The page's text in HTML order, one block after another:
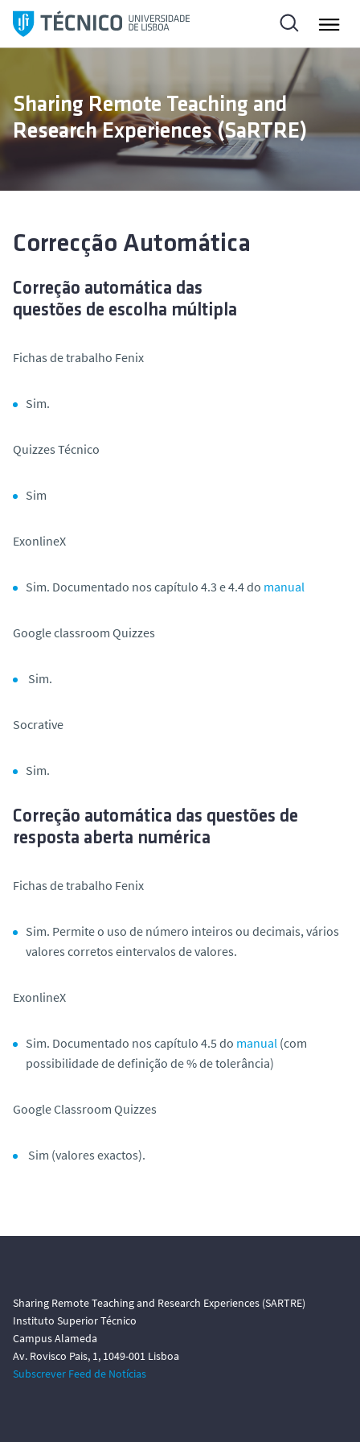
l
p
a
Sharing Remote Teaching and
Research Experiences (SaRTRE)
Correcção Automática
Correção automática das
questões de escolha múltipla
Fichas de trabalho Fenix
Sim.
Quizzes Técnico
Sim
ExonlineX
Sim. Documentado nos capítulo 4.3 e 4.4 do manual
Googleclassroom Quizzes
Sim.
Socrative
Sim.
Correção automática das questões de
resposta aberta numérica
Fichas de trabalho Fenix
Sim. Permite o uso de número inteiros ou decimais, vários
valores corretos eintervalos de valores.
ExonlineX
Sim. Documentado nos capítulo 4.5 do manual (com
possibilidade de definição de % de tolerância)
Google Classroom Quizzes
Sim (valores exactos).
Sharing Remote Teaching and Research Experiences (SARTRE)
Instituto Superior Técnico
Campus Alameda
Av. Rovisco Pais, 1, 1049-001 Lisboa
Subscrever Feed de Notícias